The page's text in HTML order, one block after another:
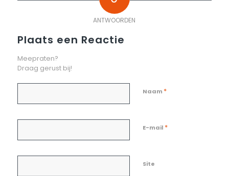
ANTWOORDEN
Plaats een Reactie
Meepraten?
Draag gerust bij!
Naam *
E-mail *
Site